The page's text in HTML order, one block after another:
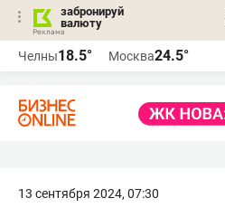
забронируй
валюту
Челны18.5° Москва24.5°
13 сентября 2024, 07:30